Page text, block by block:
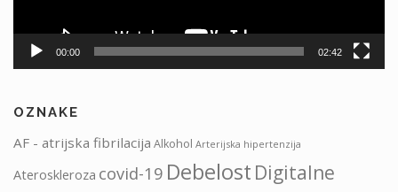
00:00 02:42
OZNAKE
AF - atrijska fibrilacija Alkohol Arterijska hipertenzija
Ateroskleroza covid-19 Debelost Digitalne